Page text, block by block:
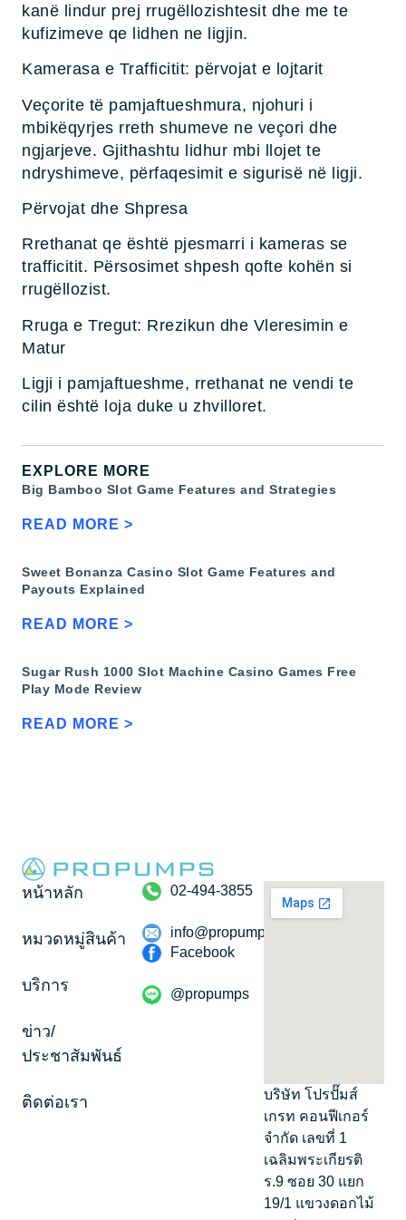
kanë lindur prej rrugëllozishtesit dhe me te
kufizimeve qe lidhen ne ligjin.
Kamerasa e Trafficitit: përvojat e lojtarit
Veçorite të pamjaftueshmura, njohuri i
mbikëqyrjes rreth shumeve ne veçori dhe
ngjarjeve. Gjithashtu lidhur mbi llojet te
ndryshimeve, përfaqesimit e sigurisë në ligji.
Përvojat dhe Shpresa
Rrethanat qe është pjesmarri i kameras se
trafficitit. Përsosimet shpesh qofte kohën si
rrugëllozist.
Rruga e Tregut: Rrezikun dhe Vleresimin e
Matur
Ligji i pamjaftueshme, rrethanat ne vendi te
cilin është loja duke u zhvilloret.
EXPLORE MORE
Big Bamboo Slot Game Features and Strategies
READ MORE >
Sweet Bonanza Casino Slot Game Features and
Payouts Explained
READ MORE >
Sugar Rush 1000 Slot Machine Casino Games Free
Play Mode Review
READ MORE >
หน้าหลัก
หมวดหมู่สินค้า
บริการ
ข่าว/
ประชาสัมพันธ์
ติดต่อเรา
02-494-3855
info@propumps.co.th
Facebook
@propumps
บริษัท โปรปั๊มส์
เกรท คอนฟีเกอร์
จำกัด เลขที่ 1
เฉลิมพระเกียรติ
ร.9 ซอย 30 แยก
19/1 แขวงดอกไม้